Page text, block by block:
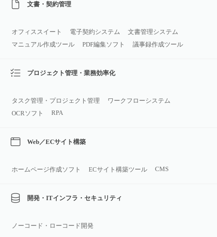
文書・契約管理
オフィススイート 電子契約システム
文書管理システム
マニュアル作成ツール
PDF編集ソフト 議事録作成ツール
プロジェクト管理・業務効率化
タスク管理・プロジェクト管理
ワークフローシステム
OCRソフト
RPA
Web／ECサイト構築
ホームページ作成ソフト ECサイト構築ツール CMS
開発・ITインフラ・セキュリティ
ノーコード・ローコード開発